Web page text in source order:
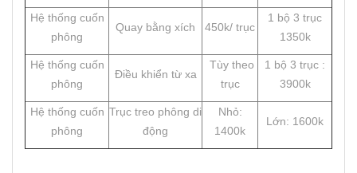
Hệ thống cuốn
phông
Quay bằng xích 450k/ trục
1 bộ 3 trục
1350k
Hệ thống cuốn
phông
Điều khiển từ xa
Tùy theo
trục
1 bộ 3 trục :
3900k
Hệ thống cuốn
phông
Trục treo phông di
động
Nhỏ:
1400k
Lớn: 1600k